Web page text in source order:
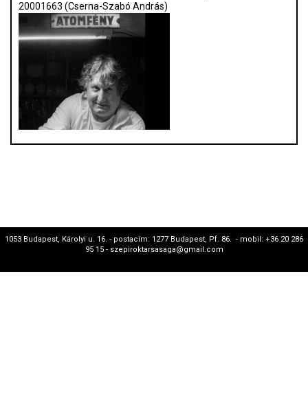
20001663 (Cserna-Szabó András)
1053 Budapest, Károlyi u. 16. - postacím: 1277 Budapest, Pf. 86. - mobil: +36 20 286
95 15 - szepiroktarsasaga@gmail.com